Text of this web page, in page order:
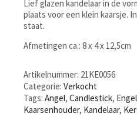
Lief glazen kandelaar in de
plaats voor een klein kaarsje.
staat.
Afmetingen ca.: 8 x 4 x 12,5cm
Artikelnummer: 21KE0056
Categorie: Verkocht
Tags: Angel, Candlestick,
Kaarsenhouder, Kandelaar,